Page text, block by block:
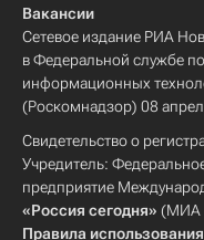
Вакансии
Сетевое издание РИА
в Федеральной службе
информационных
(Роскомнадзор) 08
Свидетельство о
Учредитель:
предприятие
«Россия сегодня» (МИА
Правила